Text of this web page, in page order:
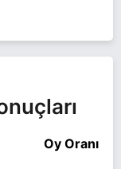
Oy Oranı